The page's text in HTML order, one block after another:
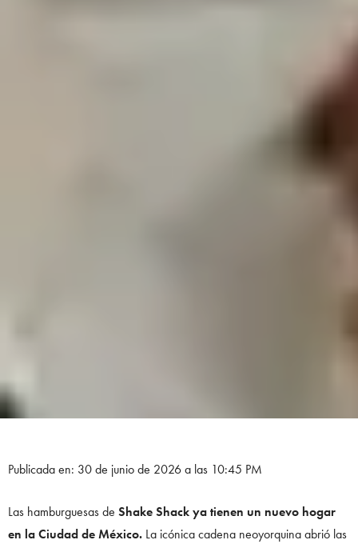
Publicada en: 30 de junio de 2026 a las 10:45 PM
Las hamburguesas de Shake Shack ya tienen un nuevo hogar
en la Ciudad de México. La icónica cadena neoyorquina abrió las